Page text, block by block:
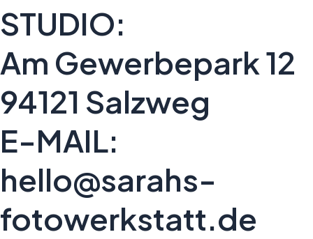
STUDIO:
Am Gewerbepark 12
94121 Salzweg
E-MAIL:
hello@sarahs-
fotowerkstatt.de